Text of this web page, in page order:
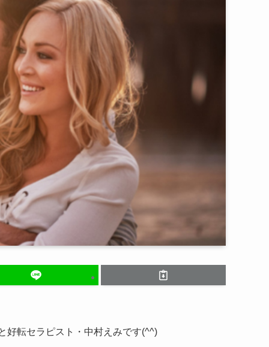
好転セラピスト・中村えみです(^^)